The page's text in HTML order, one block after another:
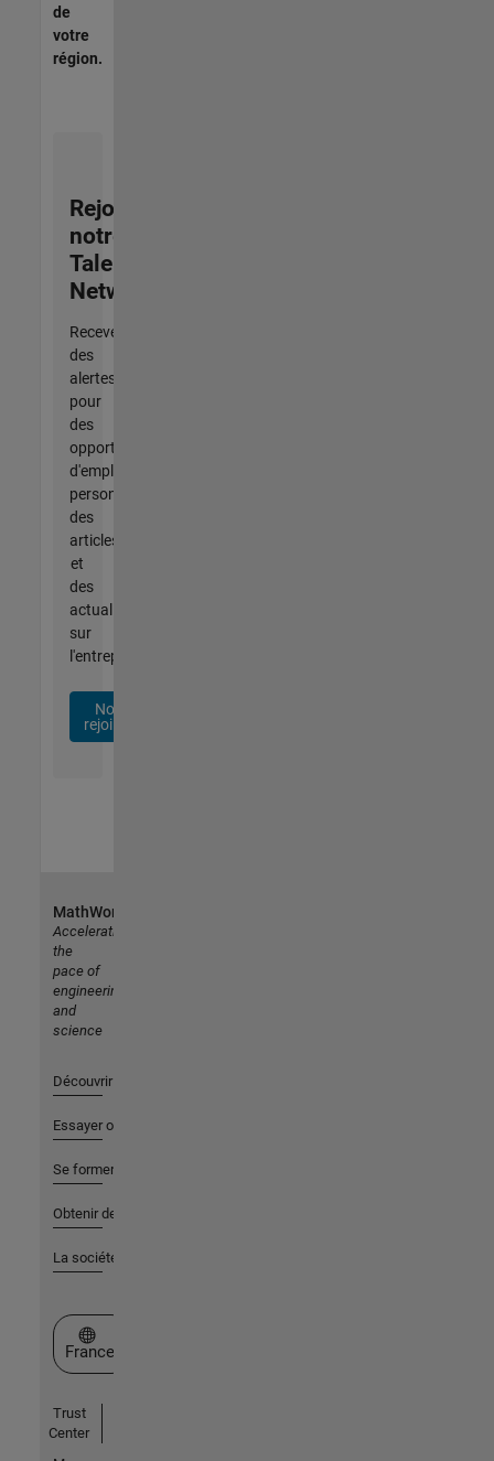
de
votre
région.
Rejoignez
notre
Talent
Network
Recevez
des
alertes
pour
des
opportunités
d'emploi
personnalisées,
des
articles
et
des
actualités
sur
l'entreprise.
Nous
rejoindre
MathWorks
Accelerating
the
pace of
engineering
and
science
Découvrir les produits
Essayer ou acheter
Se former
Obtenir de l'aide
La société
Sélectionner un site web
France
Trust
Center